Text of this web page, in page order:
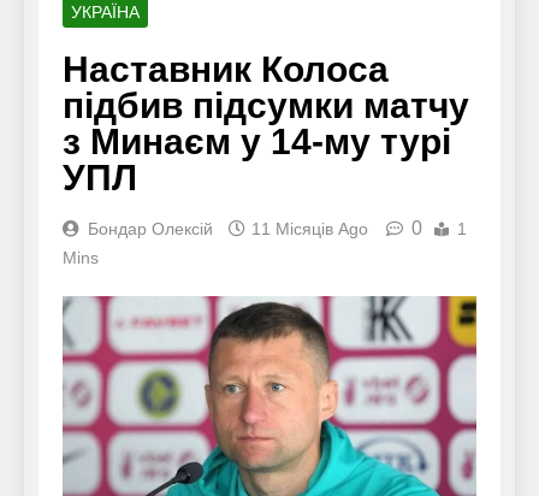
УКРАЇНА
Наставник Колоса
підбив підсумки матчу
з Минаєм у 14-му турі
УПЛ
Бондар Олексій 11 Місяців Ago 0
1
Mins